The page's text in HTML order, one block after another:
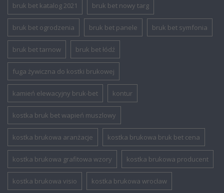
bruk bet katalog 2021 bruk bet nowy targ
bruk bet ogrodzenia bruk bet panele bruk bet symfonia
bruk bet tarnow bruk bet łódź
fuga żywiczna do kostki brukowej
kamień elewacyjny bruk-bet kontur
kostka bruk bet wapień muszlowy
kostka brukowa aranżacje kostka brukowa bruk bet cena
kostka brukowa grafitowa wzory kostka brukowa producent
kostka brukowa visio kostka brukowa wrocław